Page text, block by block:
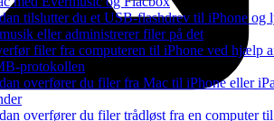
tilslutter du et USB-flashdrev til iPhone og
eller administrerer filer på det
filer fra computeren til iPhone ved hjælp
protokollen
overfører du filer fra Mac til iPhone eller
overfører du filer trådløst fra en computer